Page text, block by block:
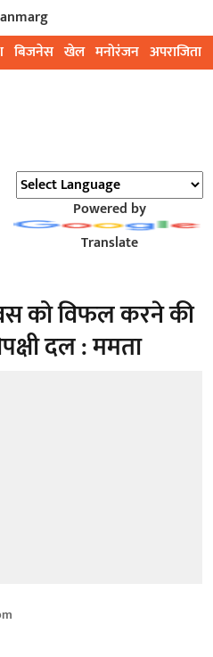
बिजनेस खेल मनोरंजन अपराजिता
Powered by
Translate
को विफल करने की
दल : ममता